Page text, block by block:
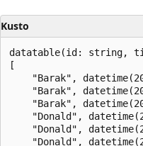
Kusto
datatable(id: string,
[
"Barak",
"Barak",
"Barak",
"Donald",
"Donald",
"Donald",